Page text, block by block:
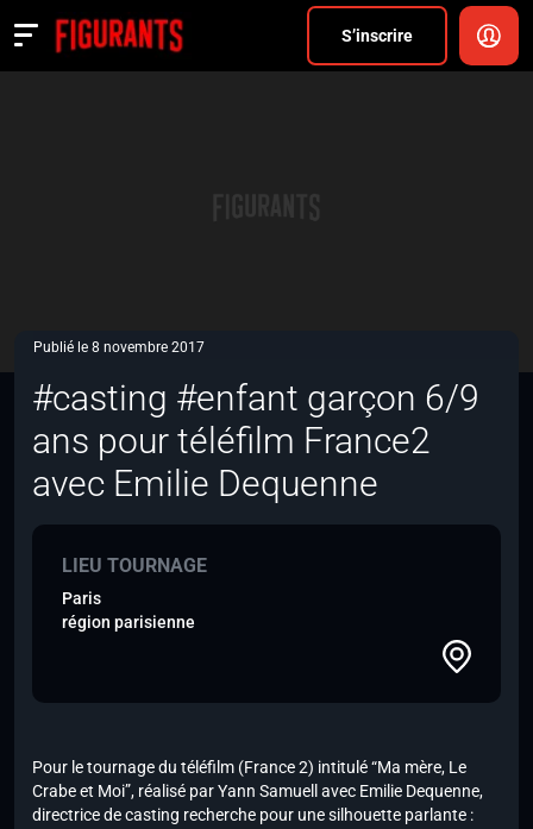
S’inscrire
Actualités
Publié le 8 novembre 2017
#casting #enfant garçon 6/9
ans pour téléfilm France2
avec Emilie Dequenne
LIEU TOURNAGE
Paris
région parisienne
Pour le tournage du téléfilm (France 2) intitulé “Ma mère, Le
Crabe et Moi”, réalisé par Yann Samuell avec Emilie Dequenne,
directrice de casting recherche pour une silhouette parlante :